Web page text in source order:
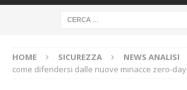
HOME SICUREZZA NEWS ANALISI
come difendersi dalle nuove minacce zero-day